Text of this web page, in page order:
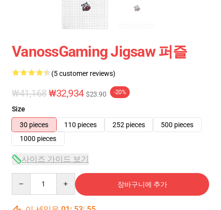
VanossGaming Jigsaw 퍼즐
(5 customer reviews)
₩41,168₩32,934 $23.90 -20%
Size
30 pieces
110 pieces 252 pieces
500 pieces
1000 pieces
사이즈 가이드 보기
장바구니에 추가